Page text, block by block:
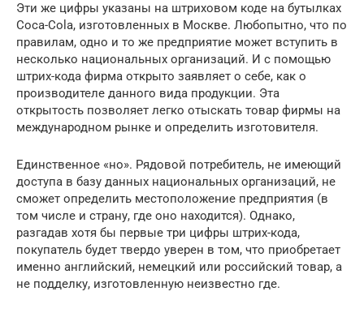
Эти же цифры указаны на штриховом коде на бутылках
Coca-Cola, изготовленных в Москве. Любопытно, что по
правилам, одно и то же предприятие может вступить в
несколько национальных организаций. И с помощью
штрих-кода фирма открыто заявляет о себе, как о
производителе данного вида продукции. Эта
открытость позволяет легко отыскать товар фирмы на
международном рынке и определить изготовителя.
Единственное «но». Рядовой потребитель, не имеющий
доступа в базу данных национальных организаций, не
сможет определить местоположение предприятия (в
том числе и страну, где оно находится). Однако,
разгадав хотя бы первые три цифры штрих-кода,
покупатель будет твердо уверен в том, что приобретает
именно английский, немецкий или российский товар, а
не подделку, изготовленную неизвестно где.